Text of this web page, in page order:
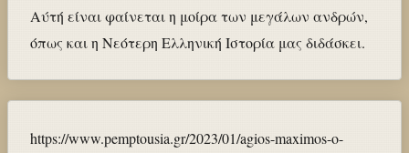
Αύτή είναι φαίνεται η μοίρα των μεγάλων ανδρών,
όπως και η Νεότερη Ελληνική Ιστορία μας διδάσκει.
https://www.pemptousia.gr/2023/01/agios-maximos-o-